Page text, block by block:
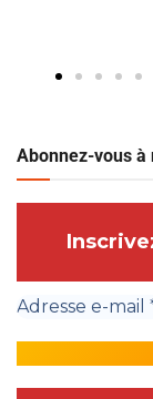
Abonnez-vous